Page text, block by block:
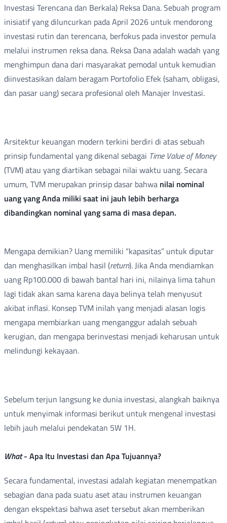
Investasi Terencana dan Berkala) Reksa Dana. Sebuah program
inisiatif yang diluncurkan pada April 2026 untuk mendorong
investasi rutin dan terencana, berfokus pada investor pemula
melalui instrumen reksa dana. Reksa Dana adalah wadah yang
menghimpun dana dari masyarakat pemodal untuk kemudian
diinvestasikan dalam beragam Portofolio Efek (saham, obligasi,
dan pasar uang) secara profesional oleh Manajer Investasi.
Arsitektur keuangan modern terkini berdiri di atas sebuah
prinsip fundamental yang dikenal sebagai Time Value of Money
(TVM) atau yang diartikan sebagai nilai waktu uang. Secara
umum, TVM merupakan prinsip dasar bahwa nilai nominal
uang yang Anda miliki saat ini jauh lebih berharga
dibandingkan nominal yang sama di masa depan.
Mengapa demikian? Uang memiliki “kapasitas” untuk diputar
dan menghasilkan imbal hasil (return). Jika Anda mendiamkan
uang Rp100.000 di bawah bantal hari ini, nilainya lima tahun
lagi tidak akan sama karena daya belinya telah menyusut
akibat inflasi. Konsep TVM inilah yang menjadi alasan logis
mengapa membiarkan uang menganggur adalah sebuah
kerugian, dan mengapa berinvestasi menjadi keharusan untuk
melindungi kekayaan.
Sebelum terjun langsung ke dunia investasi, alangkah baiknya
untuk menyimak informasi berikut untuk mengenal investasi
lebih jauh melalui pendekatan 5W 1H.
What- Apa Itu Investasi dan Apa Tujuannya?
Secara fundamental, investasi adalah kegiatan menempatkan
sebagian dana pada suatu aset atau instrumen keuangan
dengan ekspektasi bahwa aset tersebut akan memberikan